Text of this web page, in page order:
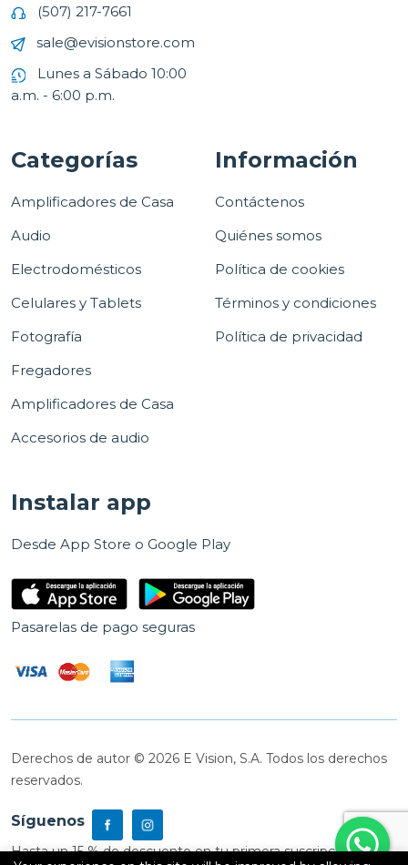
(507) 217-7661
sale@evisionstore.com
Lunes a Sábado 10:00
a.m. - 6:00 p.m.
Categorías
Amplificadores de Casa
Audio
Electrodomésticos
Celulares y Tablets
Fotografía
Fregadores
Amplificadores de Casa
Accesorios de audio
Información
Contáctenos
Quiénes somos
Política de cookies
Términos y condiciones
Política de privacidad
Instalar app
Desde App Store o Google Play
Pasarelas de pago seguras
Derechos de autor © 2026 E Vision, S.A. Todos los derechos
reservados.
Síguenos
Hasta un 15 % de descuento en tu primera suscripción